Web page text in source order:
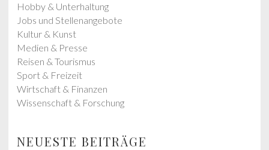
Hobby & Unterhaltung
Jobs und Stellenangebote
Kultur & Kunst
Medien & Presse
Reisen & Tourismus
Sport & Freizeit
Wirtschaft & Finanzen
Wissenschaft & Forschung
NEUESTE BEITRÄGE